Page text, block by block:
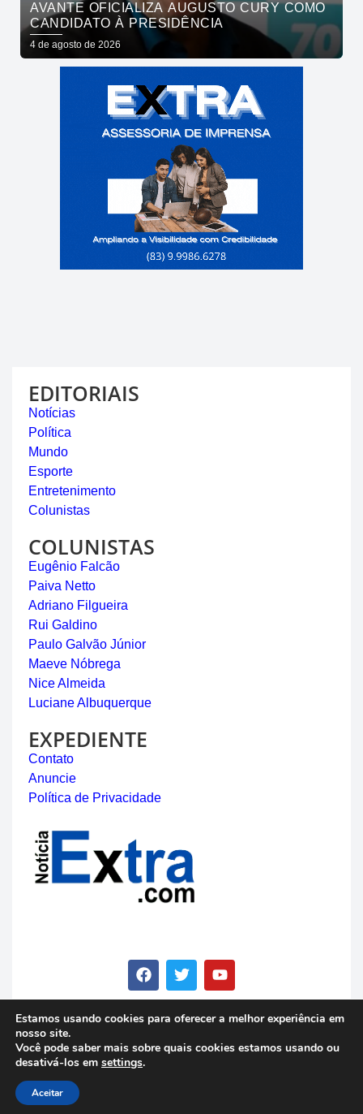
AVANTE OFICIALIZA AUGUSTO CURY COMO
CANDIDATO À PRESIDÊNCIA
4 de agosto de 2026
EDITORIAIS
Notícias
Política
Mundo
Esporte
Entretenimento
Colunistas
COLUNISTAS
Eugênio Falcão
Paiva Netto
Adriano Filgueira
Rui Galdino
Paulo Galvão Júnior
Maeve Nóbrega
Nice Almeida
Luciane Albuquerque
EXPEDIENTE
Contato
Anuncie
Política de Privacidade
© Copyright 2023 - Notícia Extra - Todos os direitos
reservados
Estamos usando cookies para oferecer a melhor experiência em
nosso site.
Você pode saber mais sobre quais cookies estamos usando ou
desativá-los em settings.
Aceitar